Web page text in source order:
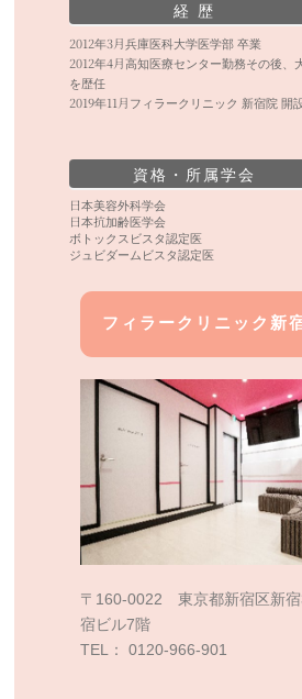
経 歴
2012年3月兵庫医科大学医学部 卒業
2012年4月高知医療センター勤務その後、
を歴任
2019年11月フィラークリニック 新宿院 開
資格・所属学会
日本美容外科学会
日本抗加齢医学会
ボトックスビスタ認定医
ジュビダームビスタ認定医
フィラークリニック新
〒160-0022 東京都新宿区新
宿ビル7階
TEL： 0120-966-901